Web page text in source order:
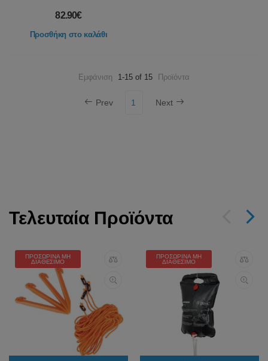
82.90€
Προσθήκη στο καλάθι
Εμφάνιση 1-15 of 15 Προϊόντα
Prev 1 Next
Τελευταία Προϊόντα
ΠΡΟΣΩΡΙΝΆ ΜΗ
ΔΙΑΘΈΣΙΜΟ
ΠΡΟΣΩΡΙΝΆ ΜΗ
ΔΙΑΘΈΣΙΜΟ